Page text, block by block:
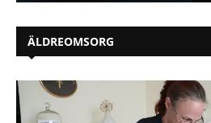
ÄLDREOMSORG